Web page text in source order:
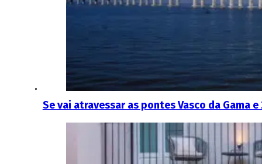
Se vai atravessar as pontes Vasco da Gama